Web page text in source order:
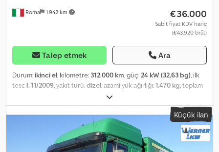
Roma 1.942 km €36.000
Sabit fiyat KDV hariç
(€43.920 brüt)
Talep etmek Ara
Durum: ikinci el, kilometre: 312.000 km, güç:24 kW (32,63 bg), ilk
tescil:11/2009, yakıt türü:dizel, azami yük ağırlığı:1.470 kg, toplam
315/80r22.5
6x4, dingil mesafesi:5.100 mm, frenler:motor freni, renk:beyaz,
şoför kabini:gündüz kabini, vites türü:mekanik, emisyon sınıfı:
hava, yükleme alanı uzunluğu: 8.200 mm,
yükleme alanı genişliği:2.460 mm, yükleme alanı yüksekliği:2.100
, Üretim yılı:2009, Donanım:ABS, araba tescili, hidrolik arka
Küçük ilan